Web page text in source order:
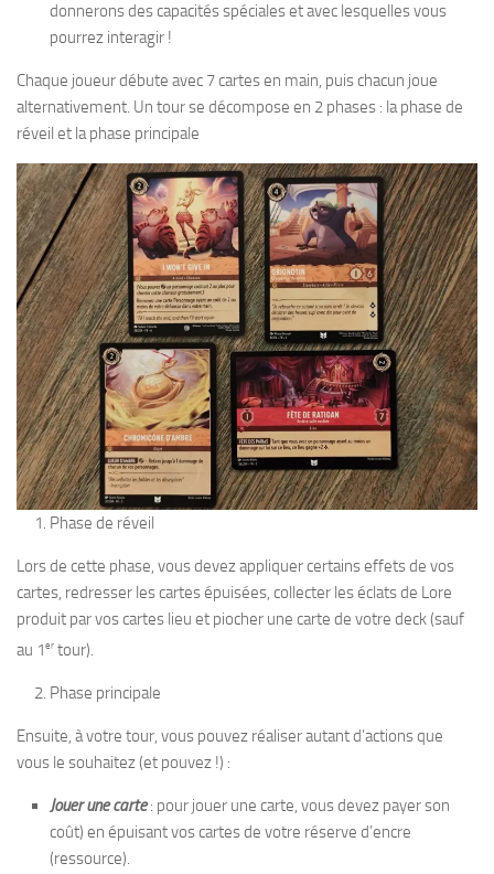
donnerons des capacités spéciales et avec lesquelles vous
pourrez interagir !
Chaque joueur débute avec 7 cartes en main, puis chacun joue
alternativement. Un tour se décompose en 2 phases : la phase de
réveil et la phase principale
Phase de réveil
Lors de cette phase, vous devez appliquer certains effets de vos
cartes, redresser les cartes épuisées, collecter les éclats de Lore
produit par vos cartes lieu et piocher une carte de votre deck (sauf
au 1er tour).
Phase principale
Ensuite, à votre tour, vous pouvez réaliser autant d’actions que
vous le souhaitez (et pouvez !) :
Jouer une carte: pour jouer une carte, vous devez payer son
coût) en épuisant vos cartes de votre réserve d’encre
(ressource).